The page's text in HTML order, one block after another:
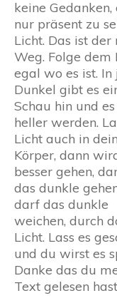
keine Gedanken,
nur präsent zu
Licht. Das ist der
Weg. Folge dem
egal wo es ist. In
Dunkel gibt es
Schau hin und
heller werden.
Licht auch in
Körper, dann
besser gehen,
das dunkle
darf das dunkle
weichen, durch
Licht. Lass es
und du wirst es
Danke das du
Text gelesen